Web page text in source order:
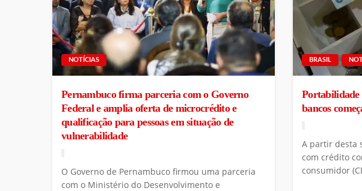
NOTÍCIAS
Pernambuco firma parceria com o Governo
Federal e amplia oferta de microcrédito e
qualificação para pessoas em situação de
vulnerabilidade
O Governo de Pernambuco firmou uma parceria
com o Ministério do Desenvolvimento e
BRASIL
Portabilidade
bancos
A partir desta
com crédito
consumidor